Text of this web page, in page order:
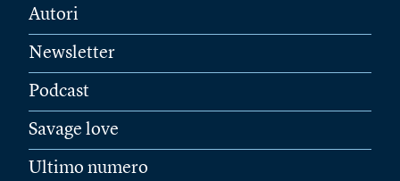
Autori
Newsletter
Podcast
Savage love
Ultimo numero